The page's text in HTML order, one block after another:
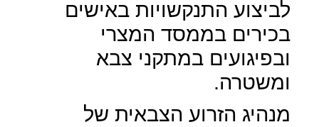
לביצוע התנקשויות באישים
בכירים בממסד המצרי
ובפיגועים במתקני צבא
ומשטרה.
מנהיג הזרוע הצבאית של